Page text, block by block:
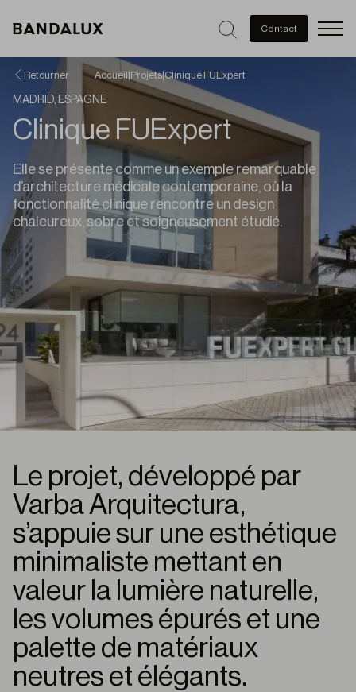
Contact
Retourner Accueil Projets|Clinique FUExpert
MADRID, ESPAGNE
Clinique FUExpert
Elle se présente comme un exemple remarquable
d’architecture médicale contemporaine, où la
fonctionnalité clinique rencontre un design
chaleureux, sobre et soigneusement étudié.
Le projet, développé par
Varba Arquitectura,
s’appuie sur une esthétique
minimaliste mettant en
valeur la lumière naturelle,
les volumes épurés et une
palette de matériaux
neutres et élégants.